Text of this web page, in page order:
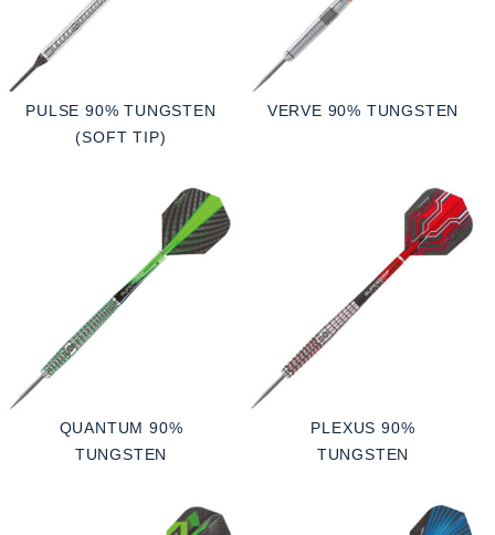
PULSE 90% TUNGSTEN
(SOFT TIP)
VERVE 90% TUNGSTEN
QUANTUM 90%
TUNGSTEN
PLEXUS 90%
TUNGSTEN